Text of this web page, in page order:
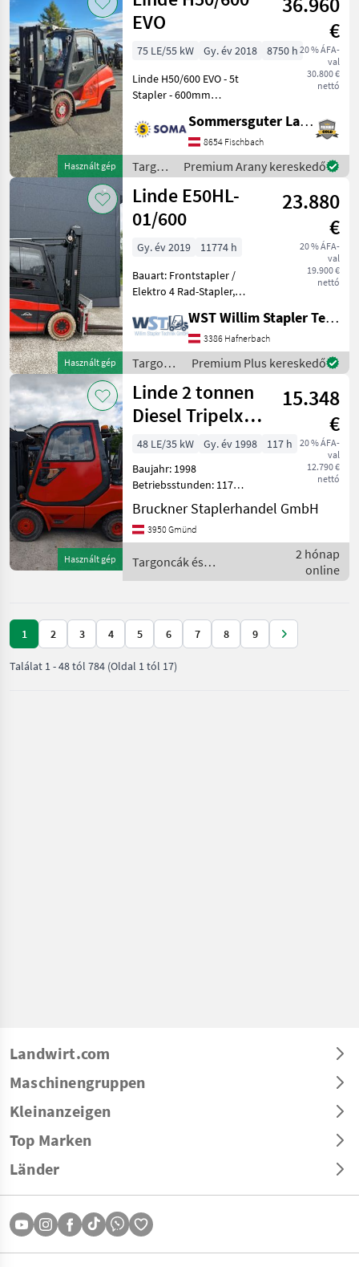
/ Linde
Használt gép
EVO
€
20 % ÁFA-
val
30.800 €
nettó
75 LE/55 kW Gy. év 2018
8750 h
Linde H50/600 EVO - 5t
Stapler - 600mm
Hubhöhe - Triplex -
Zinkenlänge: 1, 6m -
hydraulische
Zinkenverstellung -
hydraulischer Seitenve
Sommersguter Landmaschinen GmbH
8654 Fischbach
Targoncák
és
raktártechnika
/ Linde
Premium Arany kereskedő
Használt gép
Linde E50HL-
01/600
23.880
€
20 % ÁFA-
val
19.900 €
nettó
Gy. év 2019
11774 h
Bauart: Frontstapler /
Elektro 4 Rad-Stapler,
3700mm, Gabellänge:
2400mm, Batterie: PzS Bj.
2023 80V , Anbaugeräte:
Seitenschieber, Zinke
WST Willim Stapler Technik GmbH
3386 Hafnerbach
Targoncák
és
raktártechnika
/ Linde
Premium Plus kereskedő
Használt gép
Linde 2 tonnen
Diesel Tripelx&
Seitenschieber,
Z
15.348
€
20 % ÁFA-
val
12.790 €
nettó
48 LE/35 kW Gy. év 1998
117 h
Baujahr: 1998
Betriebsstunden: 117
Hubkraft: 2000 kg Mast:
Tripelx Antrieb: Diesel 2
tonnen Diesel Tripelx & SS,
Österreichweit! Verkauft
Bruckner Staplerhandel GmbH
3950 Gmünd
Targoncák és
raktártechnika / Linde
2 hónap
online
1 2 3 4 5 6 7 8 9
Találat 1-48tól 784 (Oldal 1 tól 17)
Landwirt.com
Maschinengruppen
Kleinanzeigen
Top Marken
Länder